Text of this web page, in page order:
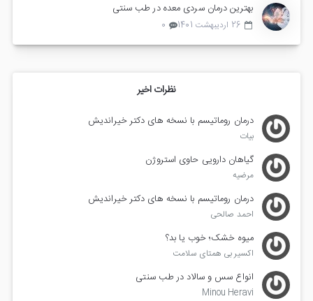
بهترین درمان سردی معده در طب سنتی
26 اردیبهشت 1401 0
نظرات اخیر
درمان روماتیسم با نسخه های دکتر خیراندیش
بیات
گیاهان دارویی حاوی استروژن
مرضیه
درمان روماتیسم با نسخه های دکتر خیراندیش
احمد صالحی
میوه خشک؛ خوب یا بد؟
اکسیر بی همتای سلامت
انواع سس و سالاد در طب سنتی
Minou Heravi